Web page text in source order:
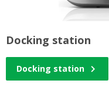
Docking station
Docking station